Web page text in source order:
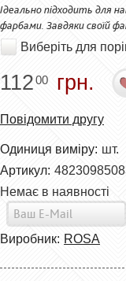
Ідеально підходить для
фарбами. Завдяки своїй
Виберіть для
11200 грн.
Повідомити другу
Одиниця виміру: шт.
Артикул:
Немає в наявності
Виробник: ROSA